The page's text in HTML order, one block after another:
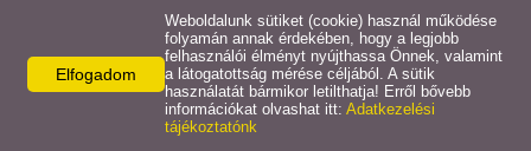
kalapácsvetésben 7., míg diszkoszvetésbena 8. helyet szerezte meg.
Miután ez volt első világversenye, nem tévedünk nagyot, ha azt írjuk,
hogy fogjuk őt még a dobogón állni. Bence közben már az EYOF
színhelyén , a hollandiai Utrechtben van,ahol mindkét számban indul,
míg a lányok e héten az olaszországi Rietiben, a junior EB-n is
megmérettetik magukat.
Elfogadom
Weboldalunk sütiket (cookie) használ működése
folyamán annak érdekében, hogy a legjobb
felhasználói élményt nyújthassa Önnek, valamint
a látogatottság mérése céljából. A sütik
használatát bármikor letilthatja! Erről bővebb
információkat olvashat itt: Adatkezelési
tájékoztatónk